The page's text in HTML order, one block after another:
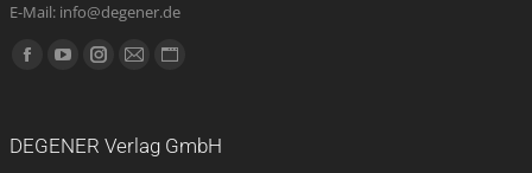
E-Mail: info@degener.de
Finden Sie uns auf:
FacebookYouTubeInstagram
E-
opens
Website
DEGENER Verlag GmbH